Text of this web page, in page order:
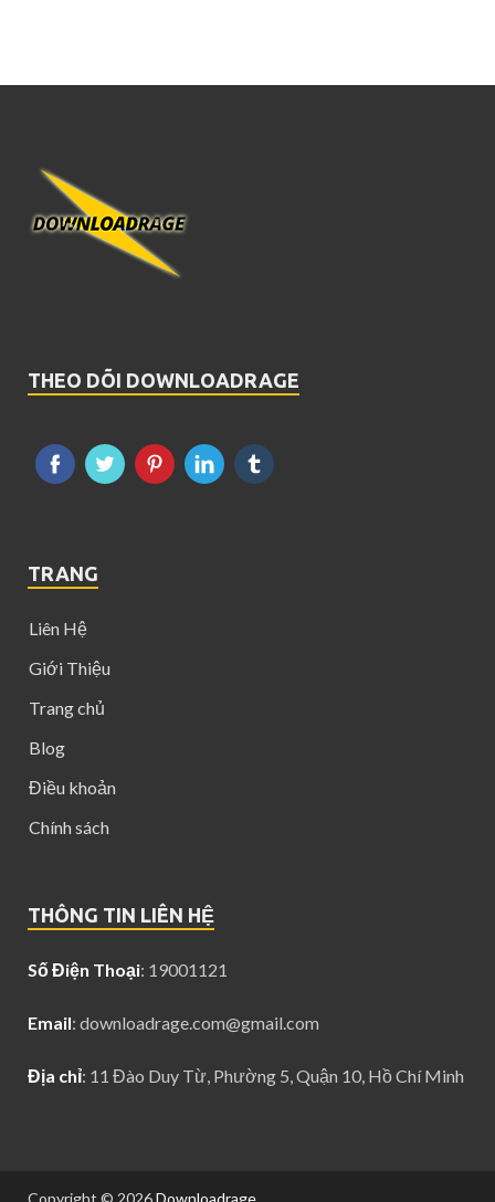
THEO DÕI DOWNLOADRAGE
TRANG
Liên Hệ
Giới Thiệu
Trang chủ
Blog
Điều khoản
Chính sách
THÔNG TIN LIÊN HỆ
Số Điện Thoại: 19001121
Email: downloadrage.com@gmail.com
Địa chỉ: 11 Đào Duy Từ, Phường 5, Quận 10, Hồ Chí Minh